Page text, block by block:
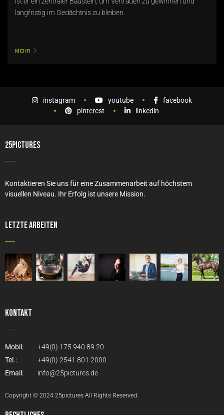
langfristig im Gedächtnis zu bleiben.
MEHR
instagram youtube
facebook
pinterest
linkedin
25PICTURES
Kontaktieren Sie uns für eine Zusammenarbeit auf höchstem
visuellen Niveau. Ihr Erfolg ist unsere Mission.
Letzte Arbeiten
Kontakt
Mobil:
+49(0) 175 940 89 20
Tel.:
+49(0) 2541 801 2000
Email:
info@25pictures.de
Copyright © 2024 25pictures All Rights Reserved.